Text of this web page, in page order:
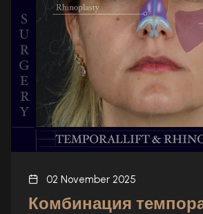
02 November 2025
Комбинация